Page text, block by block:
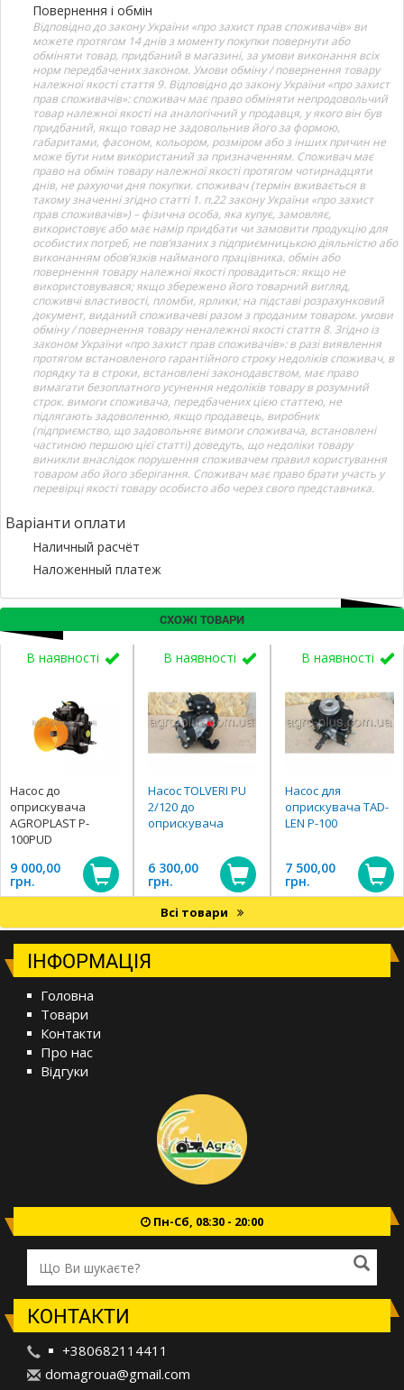
Повернення і обмін
Відповідно до закону України «про захист прав споживачів» ви
можете протягом 14 днів з моменту покупки повернути або
обміняти товар, придбаний в магазині, за умови виконання всіх
норм передбачених законом. Умови обміну / повернення товару
належної якості стаття 9. Відповідно до закону України «про захист
прав споживачів»: споживач має право обміняти непродовольчий
товар належної якості на аналогічний у продавця, у якого він був
придбаний, якщо товар не задовольнив його за формою,
габаритами, фасоном, кольором, розміром або з інших причин не
може бути ним використаний за призначенням. Споживач має
право на обмін товару належної якості протягом чотирнадцяти
днів, не рахуючи дня покупки. споживач (термін вживається в
такому значенні згідно статті 1. п.22 закону України «про захист
прав споживачів») – фізична особа, яка купує, замовляє,
використовує або має намір придбати чи замовити продукцію для
особистих потреб, не пов’язаних з підприємницькою діяльністю або
виконанням обов’язків найманого працівника. обмін або
повернення товару належної якості провадиться: якщо не
використовувався; якщо збережено його товарний вигляд,
споживчі властивості, пломби, ярлики; на підставі розрахунковий
документ, виданий споживачеві разом з проданим товаром. умови
обміну / повернення товару неналежної якості стаття 8. Згідно із
законом України «про захист прав споживачів»: в разі виявлення
протягом встановленого гарантійного строку недоліків споживач, в
порядку та в строки, встановлені законодавством, має право
вимагати безоплатного усунення недоліків товару в розумний
строк. вимоги споживача, передбачених цією статтею, не
підлягають задоволенню, якщо продавець, виробник
(підприємство, що задовольняє вимоги споживача, встановлені
частиною першою цієї статті) доведуть, що недоліки товару
виникли внаслідок порушення споживачем правил користування
товаром або його зберігання. Споживач має право брати участь у
перевірці якості товару особисто або через свого представника.
Варіанти оплати
Наличный расчёт
Наложенный платеж
СХОЖІ ТОВАРИ
В наявності
Насос до
оприскувача
AGROPLAST P-
100PUD
9 000,00
грн.
В наявності
Насос TOLVERI РU
2/120 до
оприскувача
6 300,00
грн.
В наявності
Насос для
оприскувача TAD-
LEN Р-100
7 500,00
грн.
Всі товари
ІНФОРМАЦІЯ
Головна
Товари
Контакти
Про нас
Відгуки
Пн-Сб, 08:30 - 20:00
КОНТАКТИ
+380682114411
domagroua@gmail.com